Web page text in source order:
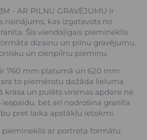
- AR PILNU GRAVĒJUMU ir
risinājums, kas izgatavots no
Šis viendaļīgais piemineklis
dizainu un pilnu gravējumu,
un cieņpilnu piemiņu.
760 mm platumā un 620 mm
to piemērotu dažāda lieluma
krāsa un pulēts virsmas apdare ne
bet arī nodrošina granīta
pret laika apstākļu ietekmi.
piemineklis ar portreta formātu